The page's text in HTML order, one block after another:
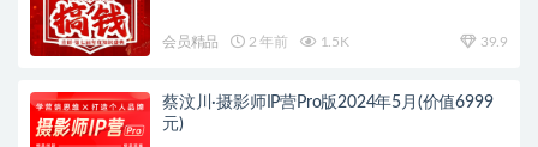
会员精品 2 年前 1.5K 39.9
蔡汶川·摄影师IP营Pro版2024年5月(价值6999
元)